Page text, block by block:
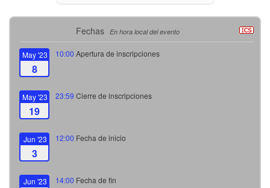
Fechas En hora local del evento
May '23
8
10:00 Apertura de inscripciones
May '23
19
23:59 Cierre de inscripciones
Jun '23
3
12:00 Fecha de inicio
Jun '23 14:00 Fecha de fin